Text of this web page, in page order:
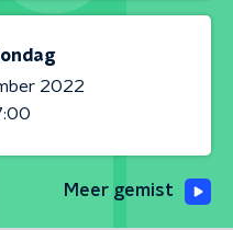
2022
Meer gemist